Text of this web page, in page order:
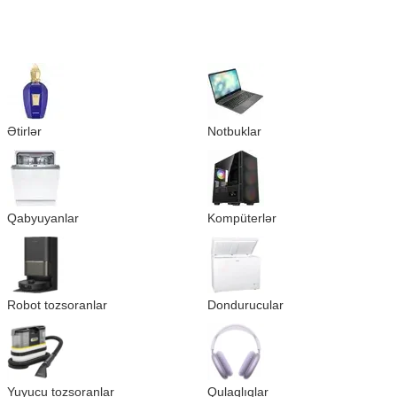
Ətirlər Notbuklar
Qabyuyanlar Kompüterlər
Robot tozsoranlar Dondurucular
Yuyucu tozsoranlar Qulaqlıqlar